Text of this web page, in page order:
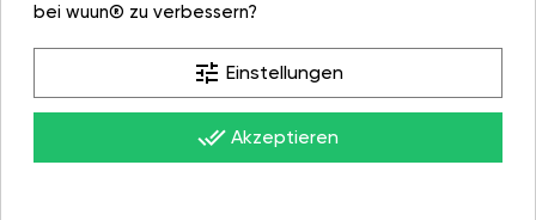
bei wuun® zu verbessern?
tune Einstellungen
done_all Akzeptieren